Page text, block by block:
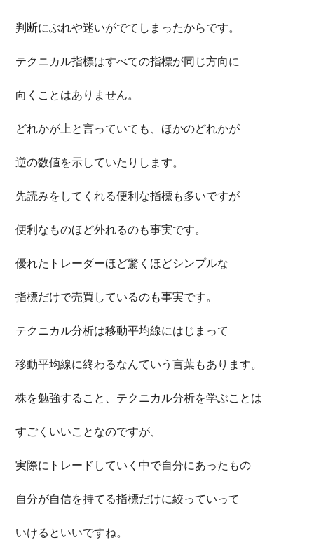
判断にぶれや迷いがでてしまったからです。
テクニカル指標はすべての指標が同じ方向に
向くことはありません。
どれかが上と言っていても、ほかのどれかが
逆の数値を示していたりします。
先読みをしてくれる便利な指標も多いですが
便利なものほど外れるのも事実です。
優れたトレーダーほど驚くほどシンプルな
指標だけで売買しているのも事実です。
テクニカル分析は移動平均線にはじまって
移動平均線に終わるなんていう言葉もあります。
株を勉強すること、テクニカル分析を学ぶことは
すごくいいことなのですが、
実際にトレードしていく中で自分にあったもの
自分が自信を持てる指標だけに絞っていって
いけるといいですね。